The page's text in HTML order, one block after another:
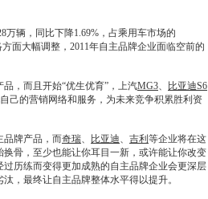
辆，同比下降1.69%，占乘用车市场的
方面大幅调整，2011年自主品牌企业面临空前的
，而且开始“优生优育”，上汽MG3、
比亚迪S6
己的营销网络和服务，为未来竞争积累胜利资
品牌产品，而奇瑞、 比亚迪、 吉利 等企业将在这
骨，至少也能让你耳目一新，或许能让你改变
历练而变得更加成熟的自主品牌企业会更深层
，最终让自主品牌整体水平得以提升。